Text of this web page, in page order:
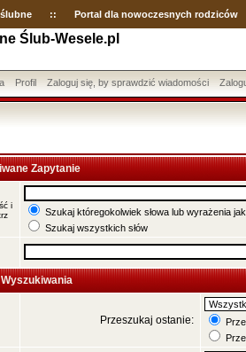
:: Portal dla nowoczesnych rodziców
Ślub-Wesele.pl
Profil Zaloguj się, by sprawdzić wiadomości
Zapytanie
i
Szukaj któregokolwiek słowa lub wyrażenia
Szukaj wszystkich słów
Przeszukaj ostanie: